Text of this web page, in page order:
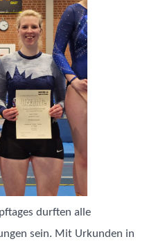
durften alle
sein. Mit Urkunden in